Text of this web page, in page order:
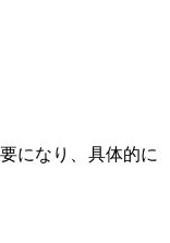
になり、具体的に